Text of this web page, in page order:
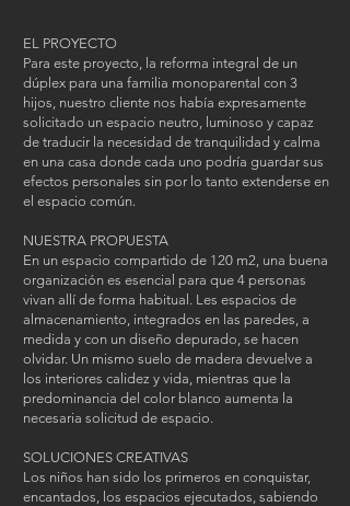
EL PROYECTO
Para este proyecto, la reforma integral de un
dúplex para una familia monoparental con 3
hijos, nuestro cliente nos había expresamente
solicitado un espacio neutro, luminoso y capaz
de traducir la necesidad de tranquilidad y calma
en una casa donde cada uno podría guardar sus
efectos personales sin por lo tanto extenderse en
el espacio común.
NUESTRA PROPUESTA
En un espacio compartido de 120 m2, una buena
organización es esencial para que 4 personas
vivan allí de forma habitual. Les espacios de
almacenamiento, integrados en las paredes, a
medida y con un diseño depurado, se hacen
olvidar. Un mismo suelo de madera devuelve a
los interiores calidez y vida, mientras que la
predominancia del color blanco aumenta la
necesaria solicitud de espacio.
SOLUCIONES CREATIVAS
Los niños han sido los primeros en conquistar,
encantados, los espacios ejecutados, sabiendo